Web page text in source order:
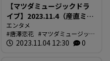
【マツダミュージックドラ
イブ】2023.11.4（産直ミル
ク）
エンタメ
唐澤恋花
マツダミュージック
ドライブ
2023.11.04 12:30 0